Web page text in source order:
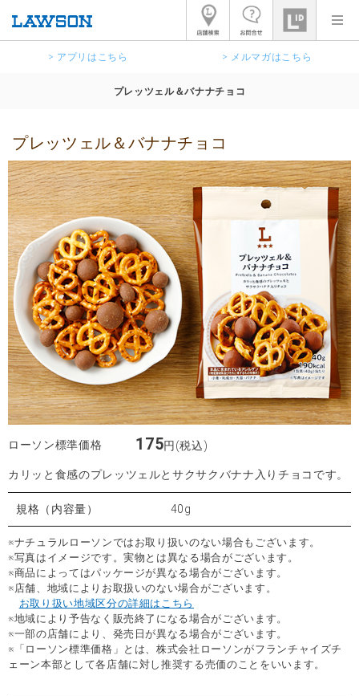
> アプリはこちら > メルマガはこちら
プレッツェル＆バナナチョコ
プレッツェル＆バナナチョコ
ローソン標準価格 175円(税込)
カリッと食感のプレッツェルとサクサクバナナ入りチョコです。
規格（内容量） 40g
※ナチュラルローソンではお取り扱いのない場合もございます。
※写真はイメージです。実物とは異なる場合がございます。
※商品によってはパッケージが異なる場合がございます。
※店舗、地域によりお取扱いのない場合がございます。
お取り扱い地域区分の詳細はこちら
※地域により予告なく販売終了になる場合がございます。
※一部の店舗により、発売日が異なる場合がございます。
※「ローソン標準価格」とは、株式会社ローソンがフランチャイズチ
ェーン本部として各店舗に対し推奨する売価のことをいいます。